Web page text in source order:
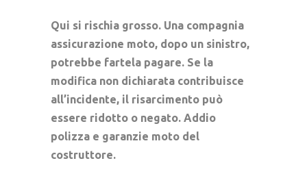
Qui si rischia grosso. Una compagnia
assicurazione moto, dopo un sinistro,
potrebbe fartela pagare. Se la
modifica non dichiarata contribuisce
all’incidente, il risarcimento può
essere ridotto o negato. Addio
polizza e garanzie moto del
costruttore.